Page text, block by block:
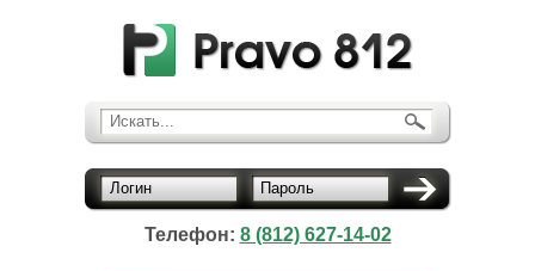
Искать...
Логин Пароль
Телефон: 8 (812) 627-14-02